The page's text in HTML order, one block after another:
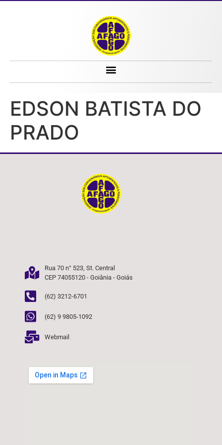
EDSON BATISTA DO
PRADO
Rua 70 n° 523, St. Central
CEP 74055120 - Goiânia - Goiás
(62) 3212-6701
(62) 9 9805-1092
Webmail